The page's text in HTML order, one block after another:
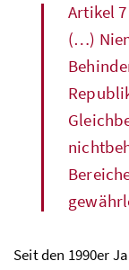
Artikel
(…)
Seit den 1990er